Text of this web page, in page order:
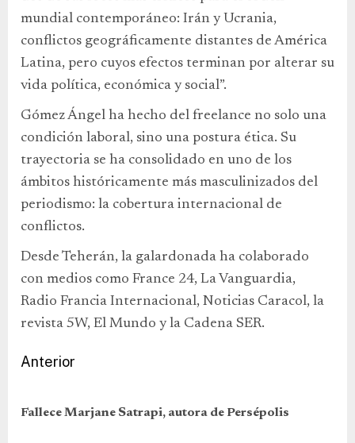
mundial contemporáneo: Irán y Ucrania,
conflictos geográficamente distantes de América
Latina, pero cuyos efectos terminan por alterar su
vida política, económica y social”.
Gómez Ángel ha hecho del freelance no solo una
condición laboral, sino una postura ética. Su
trayectoria se ha consolidado en uno de los
ámbitos históricamente más masculinizados del
periodismo: la cobertura internacional de
conflictos.
Desde Teherán, la galardonada ha colaborado
con medios como France 24, La Vanguardia,
Radio Francia Internacional, Noticias Caracol, la
revista 5W, El Mundo y la Cadena SER.
Anterior
Fallece Marjane Satrapi, autora de Persépolis